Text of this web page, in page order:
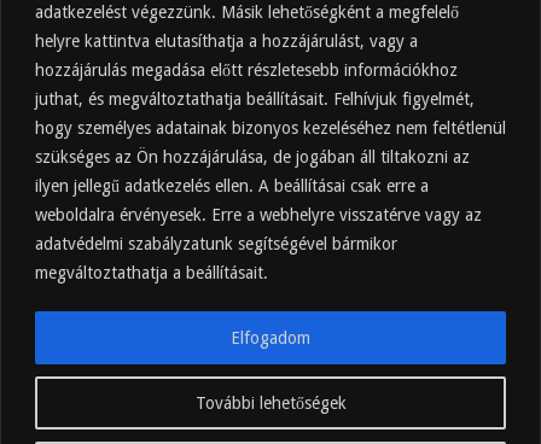
adatkezelést végezzünk. Másik lehetőségként a megfelelő
helyre kattintva elutasíthatja a hozzájárulást, vagy a
hozzájárulás megadása előtt részletesebb információkhoz
juthat, és megváltoztathatja beállításait. Felhívjuk figyelmét,
hogy személyes adatainak bizonyos kezeléséhez nem feltétlenül
szükséges az Ön hozzájárulása, de jogában áll tiltakozni az
ilyen jellegű adatkezelés ellen. A beállításai csak erre a
weboldalra érvényesek. Erre a webhelyre visszatérve vagy az
adatvédelmi szabályzatunk segítségével bármikor
megváltoztathatja a beállításait.
További lehetőségek
Elfogadom
2025.10.30.
Almaecet hatása a szervezetre –
Mit mond a kutatás?
2025.10.15.
Almaecet – Teljes útmutató:
hatások, felhasználás, kockázatok,
beszerzés
2025.10.14.
Ipari napelem cégeknek – esettanulmányok és
ajánlatkérés
hajnalkor.hu